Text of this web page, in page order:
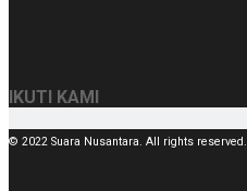
IKUTI KAMI
© 2022 Suara Nusantara. All rights reserved.